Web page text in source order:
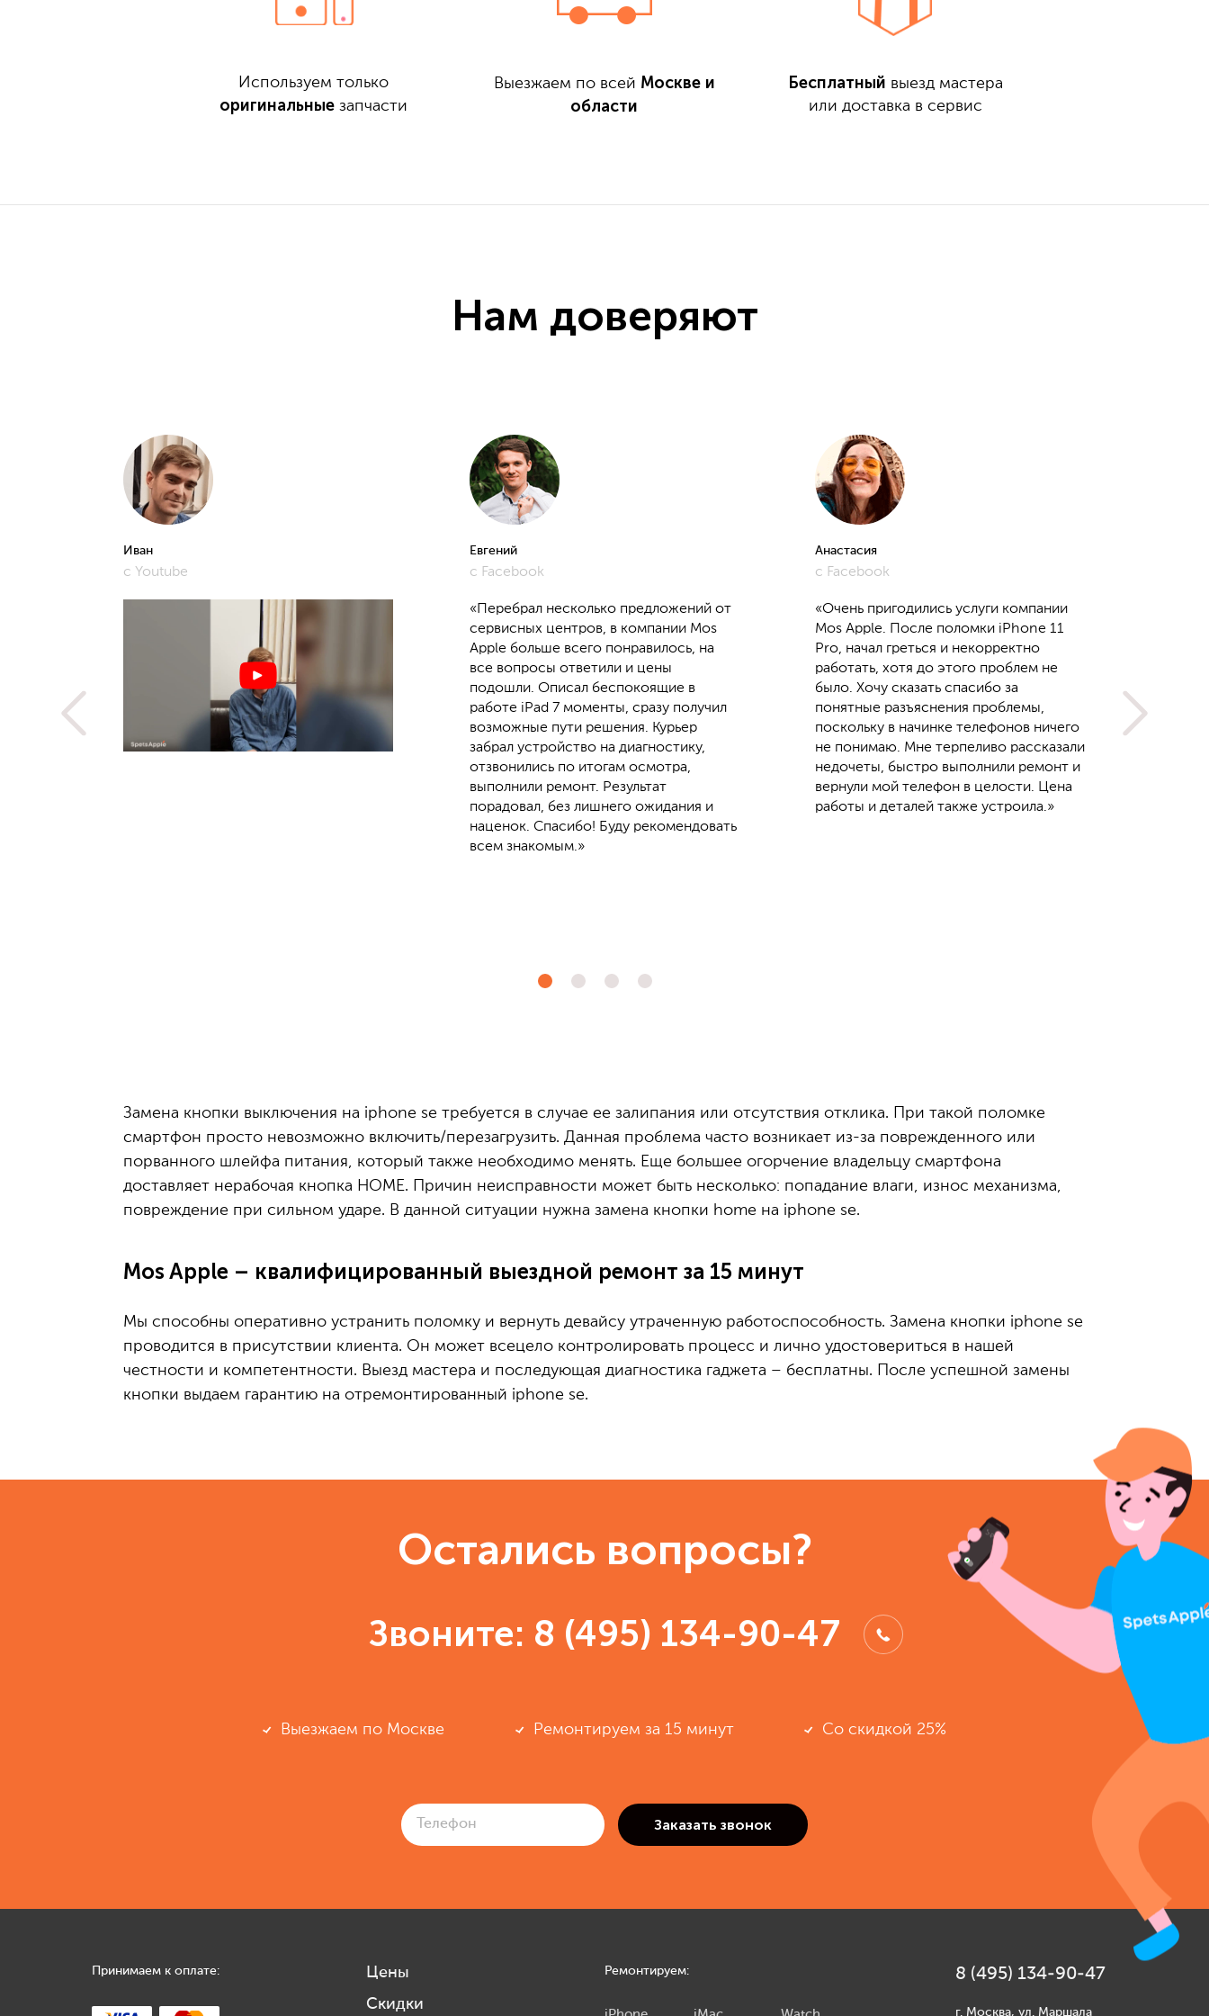
Используем только
оригинальные запчасти
Выезжаем по всей Москве и
области
Бесплатный выезд мастера
или доставка в сервис
Нам доверяют
Иван
с Youtube
Евгений
с Facebook
«Перебрал несколько предложений от
сервисных центров, в компании Mos
Apple больше всего понравилось, на
все вопросы ответили и цены
подошли. Описал беспокоящие в
работе iPad 7 моменты, сразу получил
возможные пути решения. Курьер
забрал устройство на диагностику,
отзвонились по итогам осмотра,
выполнили ремонт. Результат
порадовал, без лишнего ожидания и
наценок. Спасибо! Буду рекомендовать
всем знакомым.»
Анастасия
с Facebook
«Очень пригодились услуги компании
Mos Apple. После поломки iPhone 11
Pro, начал греться и некорректно
работать, хотя до этого проблем не
было. Хочу сказать спасибо за
понятные разъяснения проблемы,
поскольку в начинке телефонов ничего
не понимаю. Мне терпеливо рассказали
недочеты, быстро выполнили ремонт и
вернули мой телефон в целости. Цена
работы и деталей также устроила.»
Замена кнопки выключения на iphone se требуется в случае ее залипания или отсутствия отклика. При такой поломке
смартфон просто невозможно включить/перезагрузить. Данная проблема часто возникает из-за поврежденного или
порванного шлейфа питания, который также необходимо менять. Еще большее огорчение владельцу смартфона
доставляет нерабочая кнопка HOME. Причин неисправности может быть несколько: попадание влаги, износ механизма,
повреждение при сильном ударе. В данной ситуации нужна замена кнопки home на iphone se.
Mos Apple – квалифицированный выездной ремонт за 15 минут
Мы способны оперативно устранить поломку и вернуть девайсу утраченную работоспособность. Замена кнопки iphone se
проводится в присутствии клиента. Он может всецело контролировать процесс и лично удостовериться в нашей
честности и компетентности. Выезд мастера и последующая диагностика гаджета – бесплатны. После успешной замены
кнопки выдаем гарантию на отремонтированный iphone se.
Остались вопросы?
Звоните: 8 (495) 134-90-47
Выезжаем по Москве Ремонтируем за 15 минут Со скидкой 25%
Принимаем к оплате:
Цены
Скидки
Ремонтируем: 8 (495) 134-90-47
г. Москва, ул. Маршала